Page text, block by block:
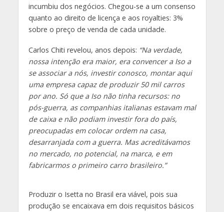
incumbiu dos negócios. Chegou-se a um consenso
quanto ao direito de licença e aos royalties: 3%
sobre o preço de venda de cada unidade.
Carlos Chiti revelou, anos depois: “Na verdade,
nossa intenção era maior, era convencer a Iso a
se associar a nós, investir conosco, montar aqui
uma empresa capaz de produzir 50 mil carros
por ano. Só que a Iso não tinha recursos: no
pós-guerra, as companhias italianas estavam mal
de caixa e não podiam investir fora do país,
preocupadas em colocar ordem na casa,
desarranjada com a guerra. Mas acreditávamos
no mercado, no potencial, na marca, e em
fabricarmos o primeiro carro brasileiro.”
Produzir o Isetta no Brasil era viável, pois sua
produção se encaixava em dois requisitos básicos